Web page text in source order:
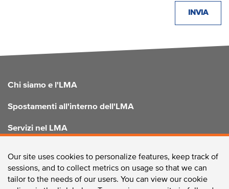
FOOTER
Chi siamo e l'LMA
Spostamenti all'interno dell'LMA
Servizi nel LMA
Our site uses cookies to personalize features, keep track of
sessions, and to collect metrics on usage so that we can
tailor to the needs of our users. You can view our cookie